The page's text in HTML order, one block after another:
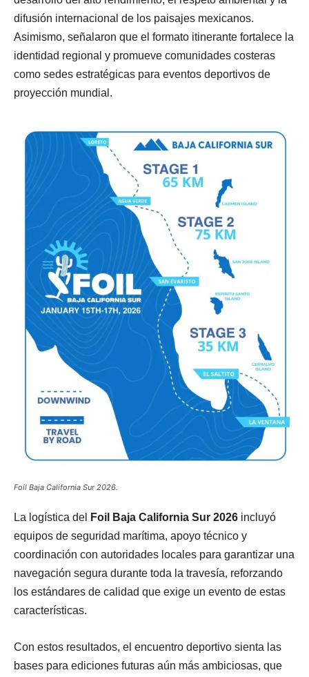
difusión internacional de los paisajes mexicanos.
Asimismo, señalaron que el formato itinerante fortalece la
identidad regional y promueve comunidades costeras
como sedes estratégicas para eventos deportivos de
proyección mundial.
Foil Baja California Sur 2026.
La logística del Foil Baja California Sur 2026 incluyó
equipos de seguridad marítima, apoyo técnico y
coordinación con autoridades locales para garantizar una
navegación segura durante toda la travesía, reforzando
los estándares de calidad que exige un evento de estas
características.
Con estos resultados, el encuentro deportivo sienta las
bases para ediciones futuras aún más ambiciosas, que